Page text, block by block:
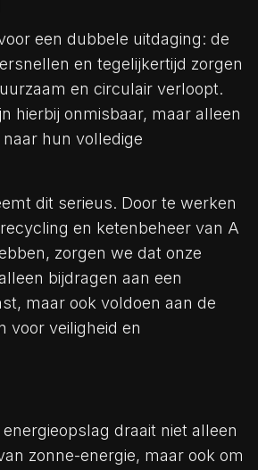
een dubbele uitdaging: de
en tegelijkertijd zorgen
en circulair verloopt.
hierbij onmisbaar, maar alleen
hun volledige
dit serieus. Door te werken
en ketenbeheer van A
zorgen we dat onze
bijdragen aan een
maar ook voldoen aan de
voor veiligheid en
draait niet alleen
zonne-energie, maar ook om